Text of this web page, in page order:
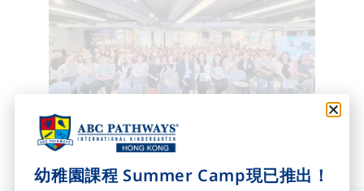
幼稚園課程 Summer Camp現已推出！